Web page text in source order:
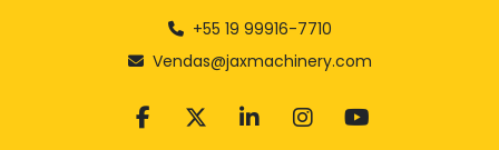
+55 19 99916-7710
Vendas@jaxmachinery.com
facebook
twitterlinkedininstagram
youtube